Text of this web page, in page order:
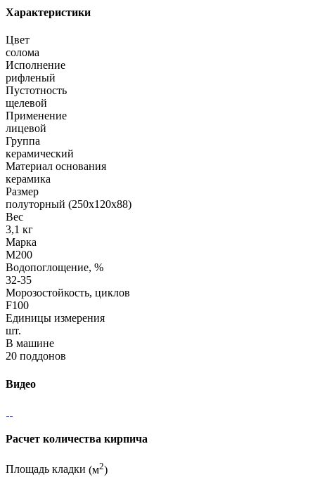
Характеристики
Цвет
солома
Исполнение
рифленый
Пустотность
щелевой
Применение
лицевой
Группа
керамический
Материал основания
керамика
Размер
полуторный (250х120х88)
Вес
3,1 кг
Марка
М200
Водопоглощение, %
32-35
Морозостойкость, циклов
F100
Единицы измерения
шт.
В машине
20 поддонов
Видео
Расчет количества кирпича
Площадь кладки (м2)